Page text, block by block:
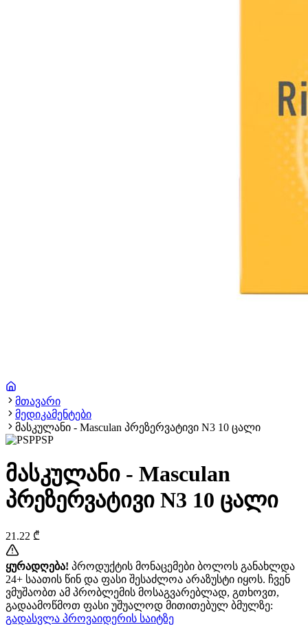
მთავარი
მედიკამენტები
მასკულანი - Masculan პრეზერვატივი N3 10 ცალი
PSP
მასკულანი - Masculan
პრეზერვატივი N3 10 ცალი
21.22 ₾
ყურადღება! პროდუქტის მონაცემები ბოლოს განახლდა
24+ საათის წინ და ფასი შესაძლოა არაზუსტი იყოს. ჩვენ
ვმუშაობთ ამ პრობლემის მოსაგვარებლად, გთხოვთ,
გადაამოწმოთ ფასი უშუალოდ მითითებულ ბმულზე:
გადასვლა პროვაიდერის საიტზე